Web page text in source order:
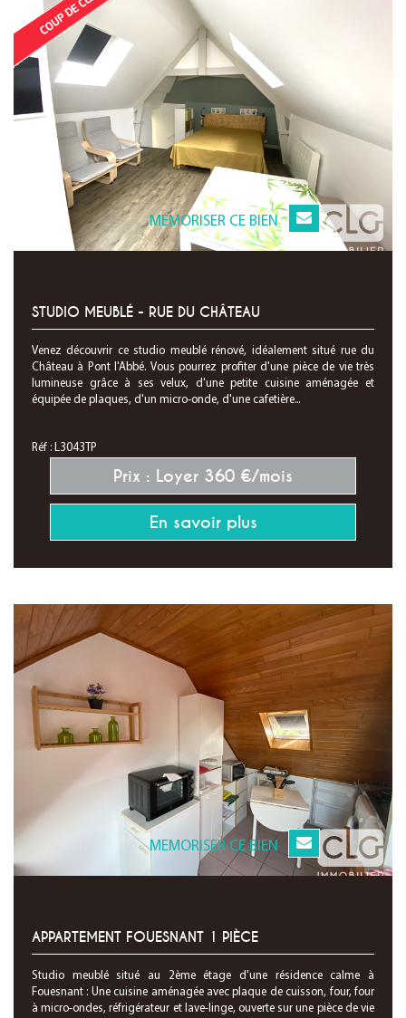
MEMORISER CE BIEN
STUDIO MEUBLÉ - RUE DU CHÂTEAU
Venez découvrir ce studio meublé rénové, idéalement situé rue du
Château à Pont l'Abbé. Vous pourrez profiter d'une pièce de vie très
lumineuse grâce à ses velux, d'une petite cuisine aménagée et
équipée de plaques, d'un micro-onde, d'une cafetière...
Réf : L3043TP
Prix : Loyer 360 €/mois
En savoir plus
MEMORISER CE BIEN
APPARTEMENT FOUESNANT 1 PIÈCE
Studio meublé situé au 2ème étage d'une résidence calme à
Fouesnant : Une cuisine aménagée avec plaque de cuisson, four, four
à micro-ondes, réfrigérateur et lave-linge, ouverte sur une pièce de vie